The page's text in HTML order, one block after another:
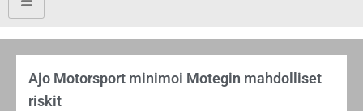
Ajo Motorsport minimoi Motegin mahdolliset
riskit